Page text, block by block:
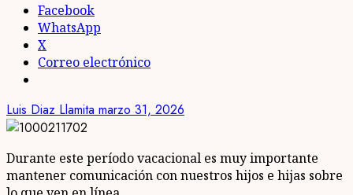
Facebook
WhatsApp
X
Correo electrónico
Luis Diaz Llamita marzo 31, 2026
Durante este período vacacional es muy importante
mantener comunicación con nuestros hijos e hijas sobre